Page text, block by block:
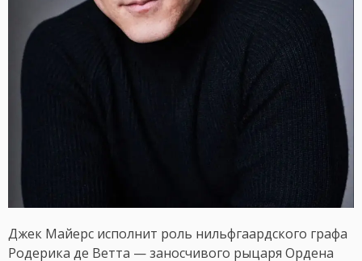
Джек Майерс исполнит роль нильфгаардского графа
Родерика де Ветта — заносчивого рыцаря Ордена